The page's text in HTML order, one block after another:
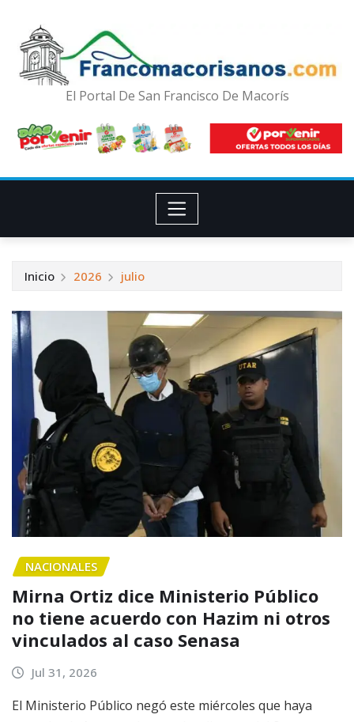
El Portal De San Francisco De Macorís
Inicio 2026 julio
NACIONALES
Mirna Ortiz dice Ministerio Público
no tiene acuerdo con Hazim ni otros
vinculados al caso Senasa
Jul 31, 2026
El Ministerio Público negó este miércoles que haya